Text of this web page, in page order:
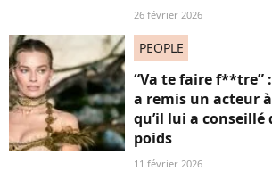
26 février 2026
PEOPLE
“Va te faire f**tre”
a remis un acteur
qu’il lui a conseillé
poids
11 février 2026